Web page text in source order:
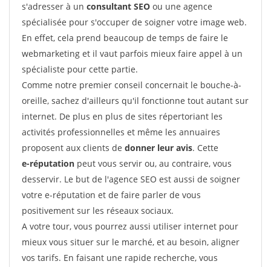
s'adresser à un consultant SEO ou une agence
spécialisée pour s'occuper de soigner votre image web.
En effet, cela prend beaucoup de temps de faire le
webmarketing et il vaut parfois mieux faire appel à un
spécialiste pour cette partie.
Comme notre premier conseil concernait le bouche-à-
oreille, sachez d'ailleurs qu'il fonctionne tout autant sur
internet. De plus en plus de sites répertoriant les
activités professionnelles et même les annuaires
proposent aux clients de donner leur avis. Cette
e-réputation peut vous servir ou, au contraire, vous
desservir. Le but de l'agence SEO est aussi de soigner
votre e-réputation et de faire parler de vous
positivement sur les réseaux sociaux.
A votre tour, vous pourrez aussi utiliser internet pour
mieux vous situer sur le marché, et au besoin, aligner
vos tarifs. En faisant une rapide recherche, vous